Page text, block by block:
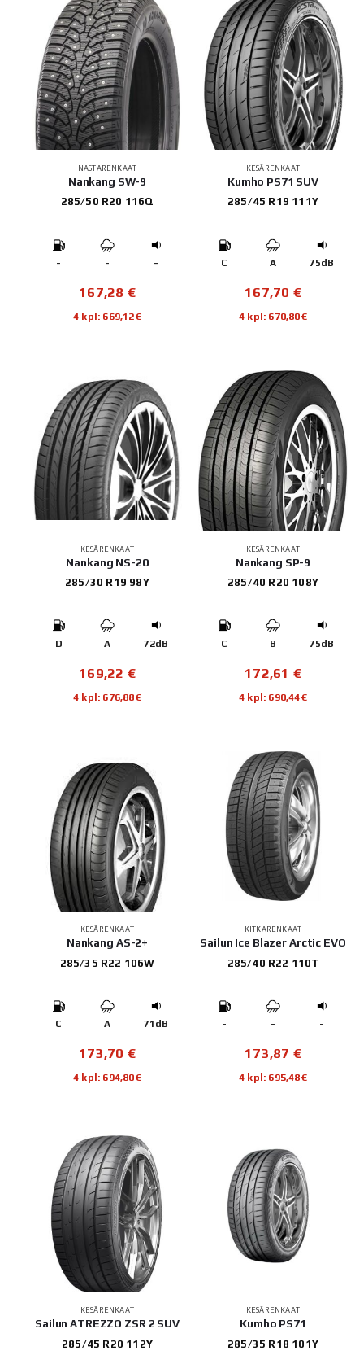
NASTARENKAAT
Nankang SW-9
285/50 R20 116Q
- - -
167,28 €
4 kpl: 669,12€
KESÄRENKAAT
Kumho PS71 SUV
285/45 R19 111Y
C A 75dB
167,70 €
4 kpl: 670,80€
KESÄRENKAAT
Nankang NS-20
285/30 R19 98Y
D A 72dB
169,22 €
4 kpl: 676,88€
KESÄRENKAAT
Nankang SP-9
285/40 R20 108Y
C B 75dB
172,61 €
4 kpl: 690,44€
KESÄRENKAAT
Nankang AS-2+
285/35 R22 106W
C A 71dB
173,70 €
4 kpl: 694,80€
KITKARENKAAT
Sailun Ice Blazer Arctic EVO
285/40 R22 110T
- - -
173,87 €
4 kpl: 695,48€
KESÄRENKAAT
Sailun ATREZZO ZSR 2 SUV
285/45 R20 112Y
KESÄRENKAAT
Kumho PS71
285/35 R18 101Y